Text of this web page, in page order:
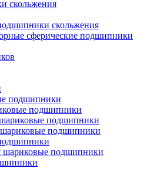
скольжения
скольжения
сферические подшипники
подшипники
подшипники
подшипники
подшипники
шариковые подшипники